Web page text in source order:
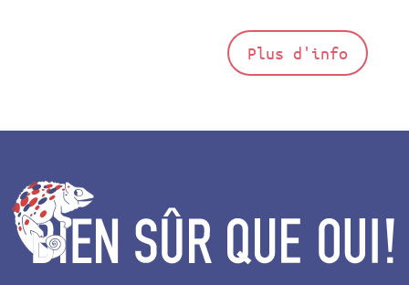
Plus d'info